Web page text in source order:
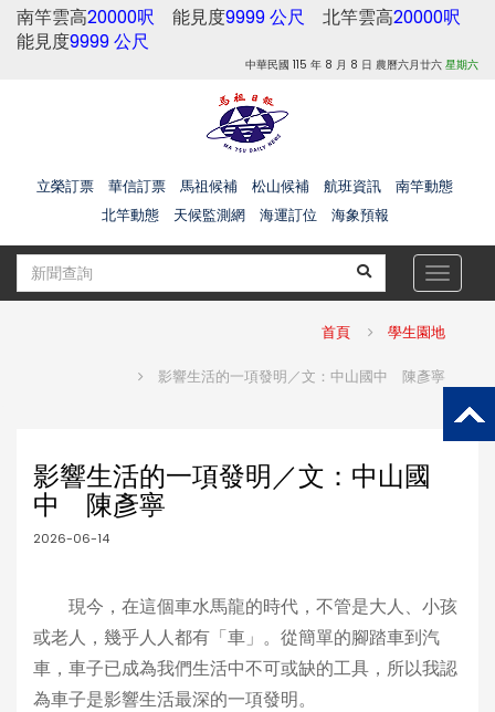
南竿雲高20000呎 能見度9999 公尺 北竿雲高20000呎
能見度9999 公尺
中華民國 115 年 8 月 8 日 農曆六月廿六 星期六
立榮訂票 華信訂票 馬祖候補 松山候補 航班資訊
南竿動態
北竿動態
天候監測網 海運訂位 海象預報
Toggle
首頁 學生園地
影響生活的一項發明／文：中山國中 陳彥寧
影響生活的一項發明／文：中山國
中 陳彥寧
2026-06-14
現今，在這個車水馬龍的時代，不管是大人、小孩
或老人，幾乎人人都有「車」。從簡單的腳踏車到汽
車，車子已成為我們生活中不可或缺的工具，所以我認
為車子是影響生活最深的一項發明。